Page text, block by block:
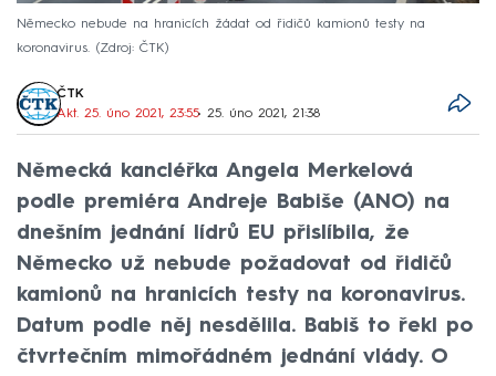
Německo nebude na hranicích žádat od řidičů kamionů testy na
koronavirus.
Zdroj: ČTK
ČTK
Akt. 25. úno 2021, 23:55• 25. úno 2021, 21:38
Německá kancléřka Angela Merkelová
podle premiéra Andreje Babiše (ANO) na
dnešním jednání lídrů EU přislíbila, že
Německo už nebude požadovat od řidičů
kamionů na hranicích testy na koronavirus.
Datum podle něj nesdělila. Babiš to řekl po
čtvrtečním mimořádném jednání vlády. O